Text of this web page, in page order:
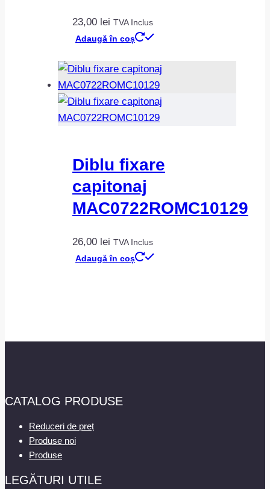
23,00 lei TVA Inclus
Adaugă în coș
Diblu fixare
capitonaj
MAC0722ROMC10129
26,00 lei TVA Inclus
Adaugă în coș
CATALOG PRODUSE
Reduceri de preț
Produse noi
Produse
LEGĂTURI UTILE